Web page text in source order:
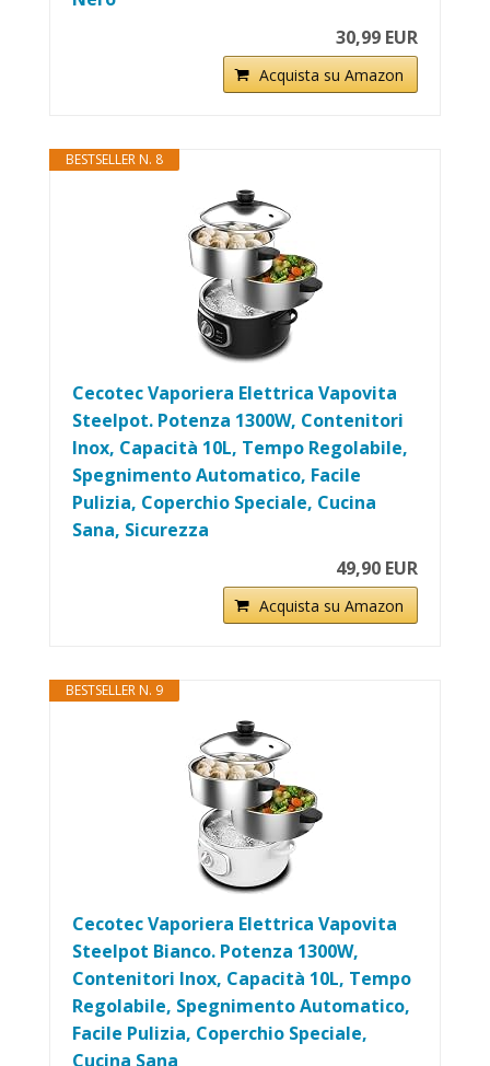
30,99 EUR
Acquista su Amazon
BESTSELLER N. 8
Cecotec Vaporiera Elettrica Vapovita
Steelpot. Potenza 1300W, Contenitori
Inox, Capacità 10L, Tempo Regolabile,
Spegnimento Automatico, Facile
Pulizia, Coperchio Speciale, Cucina
Sana, Sicurezza
49,90 EUR
Acquista su Amazon
BESTSELLER N. 9
Cecotec Vaporiera Elettrica Vapovita
Steelpot Bianco. Potenza 1300W,
Contenitori Inox, Capacità 10L, Tempo
Regolabile, Spegnimento Automatico,
Facile Pulizia, Coperchio Speciale,
Cucina Sana